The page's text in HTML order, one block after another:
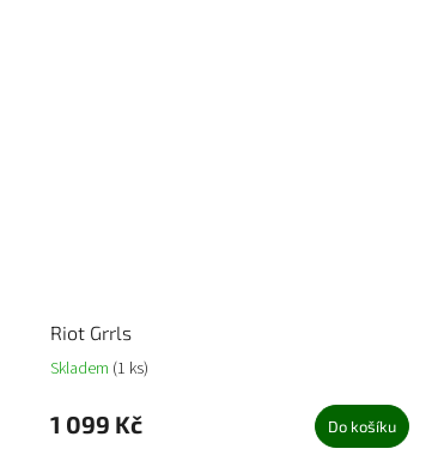
Riot Grrls
Skladem (1 ks)
1 099 Kč Do košíku